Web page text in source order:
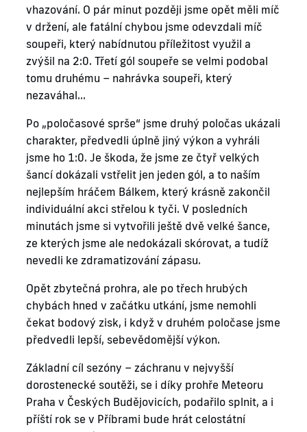
vhazování. O pár minut později jsme opět měli míč
v držení, ale fatální chybou jsme odevzdali míč
soupeři, který nabídnutou příležitost využil a
zvýšil na 2:0. Třetí gól soupeře se velmi podobal
tomu druhému – nahrávka soupeři, který
nezaváhal…
Po „poločasové sprše“ jsme druhý poločas ukázali
charakter, předvedli úplně jiný výkon a vyhráli
jsme ho 1:0. Je škoda, že jsme ze čtyř velkých
šancí dokázali vstřelit jen jeden gól, a to naším
nejlepším hráčem Bálkem, který krásně zakončil
individuální akci střelou k tyči. V posledních
minutách jsme si vytvořili ještě dvě velké šance,
ze kterých jsme ale nedokázali skórovat, a tudíž
nevedli ke zdramatizování zápasu.
Opět zbytečná prohra, ale po třech hrubých
chybách hned v začátku utkání, jsme nemohli
čekat bodový zisk, i když v druhém poločase jsme
předvedli lepší, sebevědomější výkon.
Základní cíl sezóny – záchranu v nejvyšší
dorostenecké soutěži, se i díky prohře Meteoru
Praha v Českých Budějovicích, podařilo splnit, a i
příští rok se v Příbrami bude hrát celostátní